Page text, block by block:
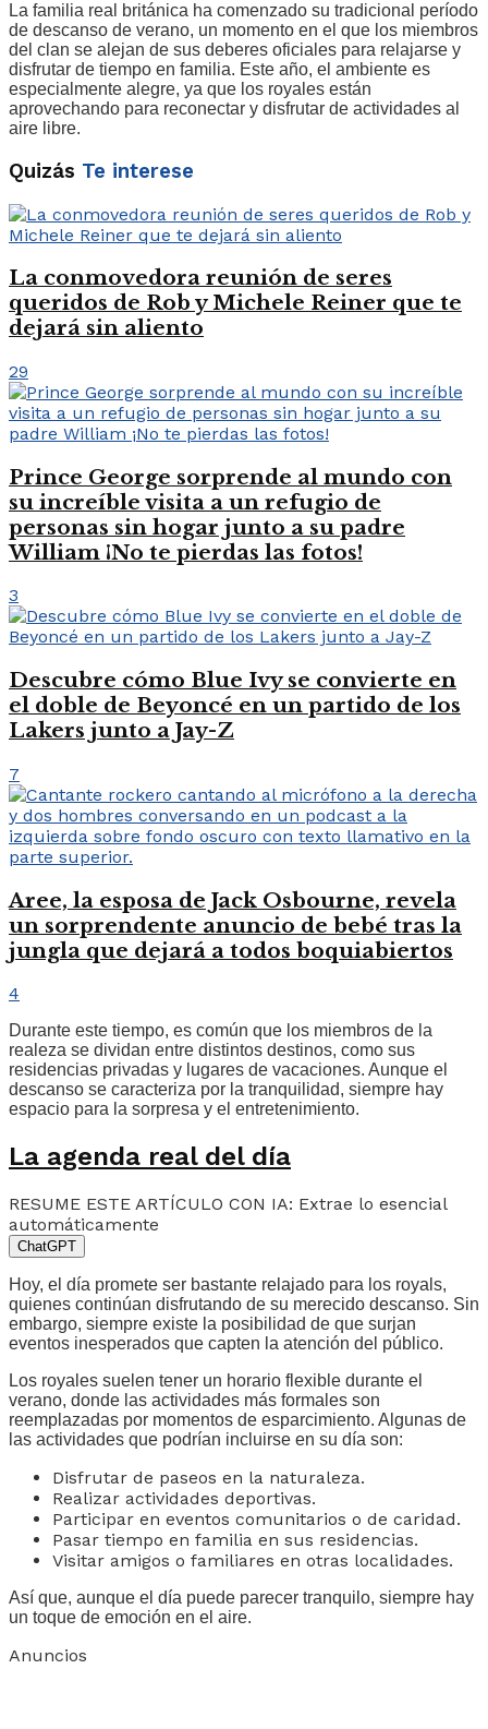
La familia real británica ha comenzado su tradicional período
de descanso de verano, un momento en el que los miembros
del clan se alejan de sus deberes oficiales para relajarse y
disfrutar de tiempo en familia. Este año, el ambiente es
especialmente alegre, ya que los royales están
aprovechando para reconectar y disfrutar de actividades al
aire libre.
Quizás Te interese
La conmovedora reunión de seres
queridos de Rob y Michele Reiner que te
dejará sin aliento
29
Prince George sorprende al mundo con
su increíble visita a un refugio de
personas sin hogar junto a su padre
William ¡No te pierdas las fotos!
3
Descubre cómo Blue Ivy se convierte en
el doble de Beyoncé en un partido de los
Lakers junto a Jay-Z
7
Aree, la esposa de Jack Osbourne, revela
un sorprendente anuncio de bebé tras la
jungla que dejará a todos boquiabiertos
4
Durante este tiempo, es común que los miembros de la
realeza se dividan entre distintos destinos, como sus
residencias privadas y lugares de vacaciones. Aunque el
descanso se caracteriza por la tranquilidad, siempre hay
espacio para la sorpresa y el entretenimiento.
La agenda real del día
RESUME ESTE ARTÍCULO CON IA: Extrae lo esencial
automáticamente
ChatGPT
Hoy, el día promete ser bastante relajado para los royals,
quienes continúan disfrutando de su merecido descanso. Sin
embargo, siempre existe la posibilidad de que surjan
eventos inesperados que capten la atención del público.
Los royales suelen tener un horario flexible durante el
verano, donde las actividades más formales son
reemplazadas por momentos de esparcimiento. Algunas de
las actividades que podrían incluirse en su día son:
Disfrutar de paseos en la naturaleza.
Realizar actividades deportivas.
Participar en eventos comunitarios o de caridad.
Pasar tiempo en familia en sus residencias.
Visitar amigos o familiares en otras localidades.
Así que, aunque el día puede parecer tranquilo, siempre hay
un toque de emoción en el aire.
Anuncios